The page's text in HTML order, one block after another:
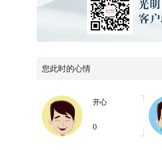
您此时的心情
开心
0